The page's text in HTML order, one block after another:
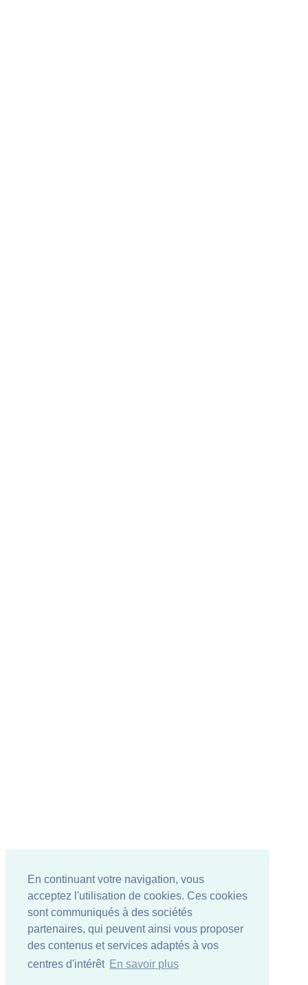
En continuant votre navigation, vous
acceptez l'utilisation de cookies. Ces cookies
sont communiqués à des sociétés
partenaires, qui peuvent ainsi vous proposer
des contenus et services adaptés à vos
centres d'intérêt En savoir plus